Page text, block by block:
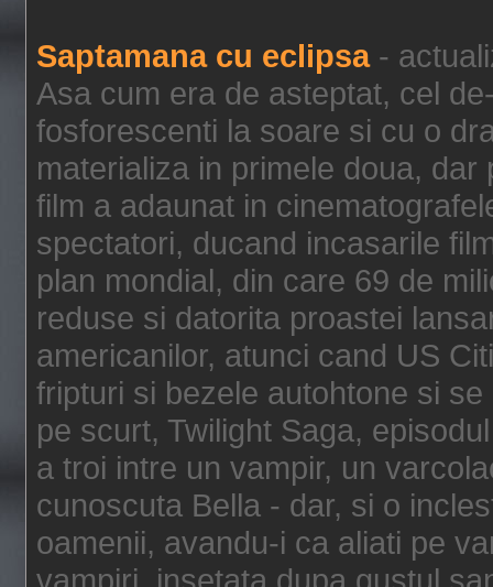
Saptamana cu eclipsa-
Asa cum era de asteptat, cel
fosforescenti la soare si cu o
materializa in primele doua,
film a adaunat in
spectatori, ducand incasarile
plan mondial, din care 69 de
reduse si datorita proastei
americanilor, atunci cand US
fripturi si bezele autohtone si
pe scurt, Twilight Saga,
a troi intre un vampir, un
cunoscuta Bella - dar, si o
oamenii, avandu-i ca aliati pe